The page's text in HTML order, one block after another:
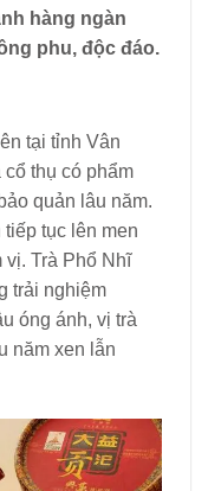
hàng ngàn
phu, độc đáo.
tại tỉnh Vân
thụ có phẩm
quản lâu năm.
tục lên men
vị. Trà Phổ Nhĩ
trải nghiệm
óng ánh, vị trà
năm xen lẫn